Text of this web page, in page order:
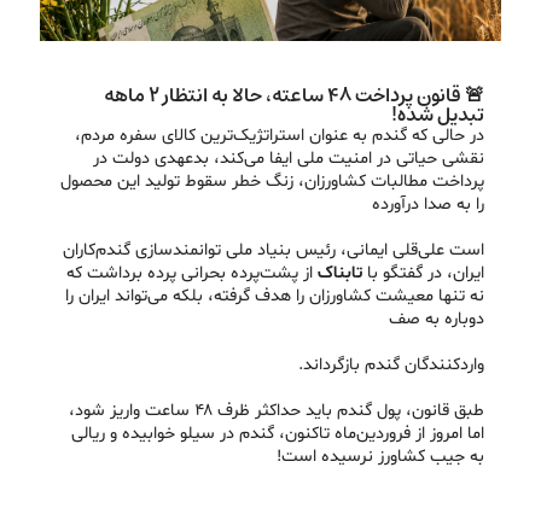
🚨 قانون پرداخت ۴۸ ساعته، حالا به انتظار ۲ ماهه
تبدیل شده!
در حالی که گندم به عنوان استراتژیک‌ترین کالای سفره مردم،
نقشی حیاتی در امنیت ملی ایفا می‌کند، بدعهدی دولت در
پرداخت مطالبات کشاورزان، زنگ خطر سقوط تولید این محصول
را به صدا درآورده
است علی‌قلی ایمانی، رئیس بنیاد ملی توانمندسازی گندم‌کاران
ایران، در گفتگو با تابناک از پشت‌پرده بحرانی پرده برداشت که
نه تنها معیشت کشاورزان را هدف گرفته، بلکه می‌تواند ایران را
دوباره به صف
واردکنندگان گندم بازگرداند.
طبق قانون، پول گندم باید حداکثر ظرف ۴۸ ساعت واریز شود،
اما امروز از فروردین‌ماه تاکنون، گندم در سیلو خوابیده و ریالی
به جیب کشاورز نرسیده است!